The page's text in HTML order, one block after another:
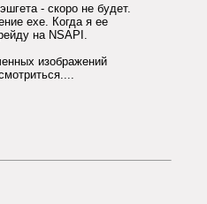
- скоро не будет.
exe. Когда я ее
на NSAPI.
изображений